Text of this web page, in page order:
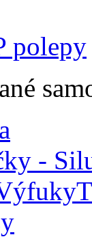
polepy
-